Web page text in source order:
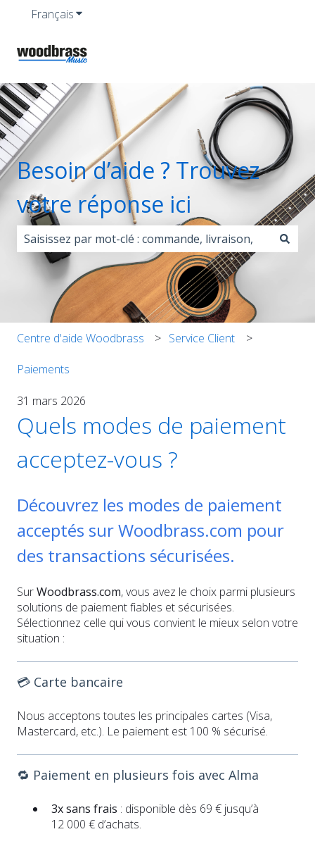
FrançaisAfficher le sous-menu pour les traductions
Besoin d’aide ? Trouvez
votre réponse ici
Il n'y a aucune suggestion car le champ de
Centre d'aide Woodbrass Service Client
Paiements
31 mars 2026
Quels modes de paiement
acceptez-vous ?
Découvrez les modes de paiement
acceptés sur Woodbrass.com pour
des transactions sécurisées.
SurWoodbrass.com, vous avez le choix parmi plusieurs
solutions de paiement fiables et sécurisées.
Sélectionnez celle qui vous convient le mieux selon votre
situation :
💳 Carte bancaire
Nous acceptons toutes les principales cartes (Visa,
Mastercard, etc.). Le paiement est 100 % sécurisé.
🔁 Paiement en plusieurs fois avec Alma
3x sans frais : disponible dès 69 € jusqu’à
12 000 € d’achats.